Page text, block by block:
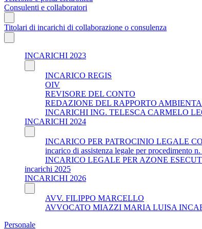
Consulenti e collaboratori
Titolari di incarichi di collaborazione o consulenza
INCARICHI 2023
INCARICO REGIS
OIV
REVISORE DEL CONTO
REDAZIONE DEL RAPPORTO
INCARICHI ING. TELESCA CARMELO
INCARICHI 2024
INCARICO PER PATROCINIO LEGALE
incarico di assistenza legale per procedimento
INCARICO LEGALE PER AZONE
incarichi 2025
INCARICHI 2026
AVV. FILIPPO MARCELLO
AVVOCATO MIAZZI MARIA LUISA
Personale